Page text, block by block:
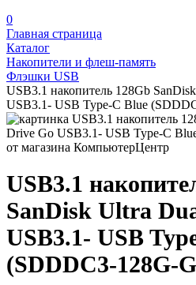
0
Главная страница
Каталог
Накопители и флеш-память
Флэшки USB
USB3.1 накопитель 128Gb
USB3.1- USB Type-C Blue
USB3.1
SanDisk Ultra
USB3.1- USB
(SDDDC3-128G-